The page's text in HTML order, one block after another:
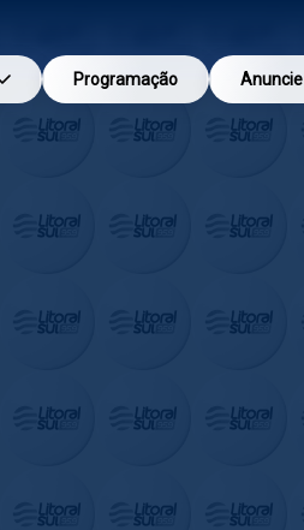
Programação Anuncie